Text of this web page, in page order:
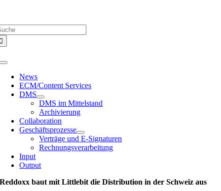
springen
Toggle
Navigation
News
ECM/Content Services
DMS
DMS im Mittelstand
Archivierung
Collaboration
Geschäftsprozesse
Verträge und E-Signaturen
Rechnungsverarbeitung
Input
Output
Reddoxx baut mit Littlebit die Distribution in der Schweiz aus